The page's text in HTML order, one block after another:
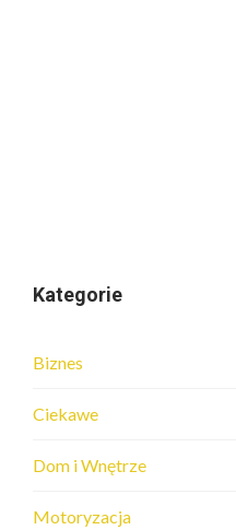
Kategorie
Biznes
Ciekawe
Dom i Wnętrze
Motoryzacja